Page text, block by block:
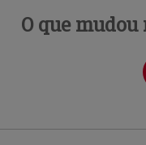
O que